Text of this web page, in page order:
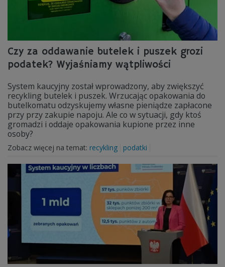
Czy za oddawanie butelek i puszek grozi
podatek? Wyjaśniamy wątpliwości
System kaucyjny został wprowadzony, aby zwiększyć
recykling butelek i puszek. Wrzucając opakowania do
butelkomatu odzyskujemy własne pieniądze zapłacone
przy przy zakupie napoju. Ale co w sytuacji, gdy ktoś
gromadzi i oddaje opakowania kupione przez inne
osoby?
Zobacz więcej na temat: recykling podatki